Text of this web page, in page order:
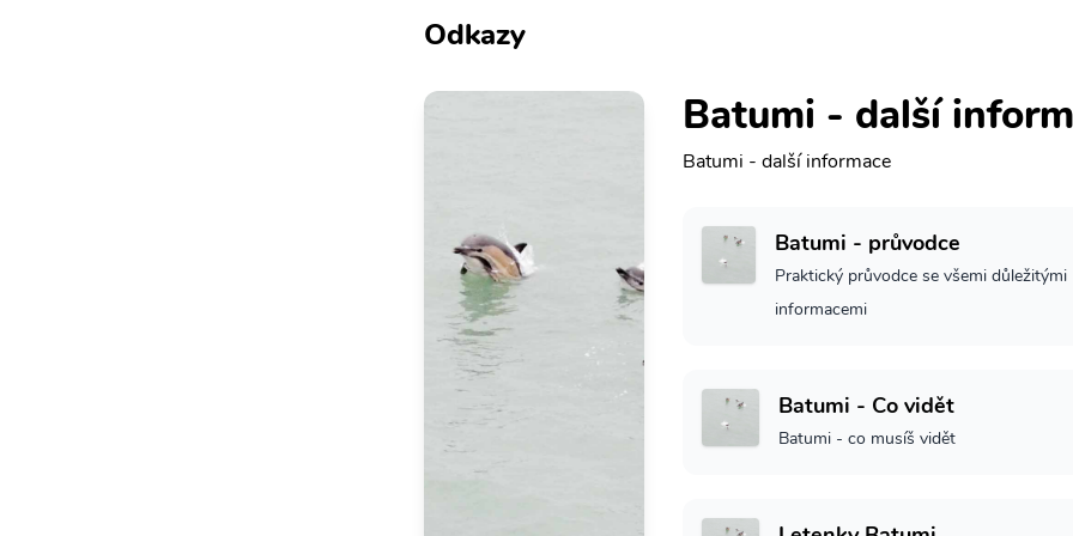
Odkazy
Batumi - další
Batumi - další informace
Batumi - průvodce
Praktický průvodce se všemi důležitými
informacemi
Batumi - Co vidět
Batumi - co musíš vidět